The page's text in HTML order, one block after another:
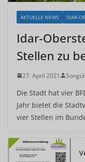
AKTUELLE NEWS IDAR-
Idar-
Stellen zu
27. April 2021
Die Stadt hat vier
Jahr bietet die
vier Stellen im